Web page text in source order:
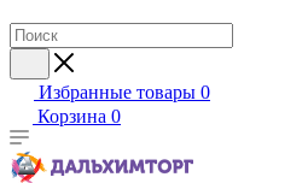
Избранные товары 0
Корзина 0